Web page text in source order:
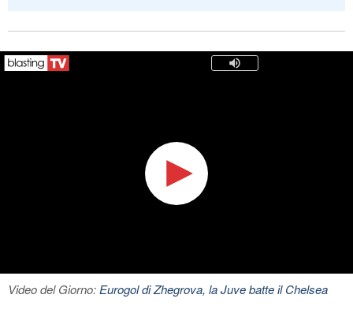
Video del Giorno:Eurogol di Zhegrova, la Juve batte il Chelsea